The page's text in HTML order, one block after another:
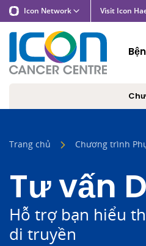
Icon Network Visit Icon
Trang chủ Chương trình
Tư vấn
Hỗ trợ bạn hiểu
di truyền